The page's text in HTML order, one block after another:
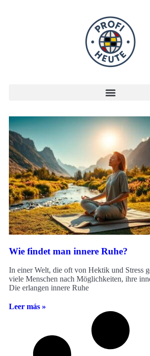
Wie findet man innere Ruhe?
In einer Welt, die oft von Hektik und Stress
viele Menschen nach Möglichkeiten, ihre
Die erlangen innere Ruhe
Leer más »